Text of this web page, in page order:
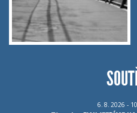
6. 8. 2026 -